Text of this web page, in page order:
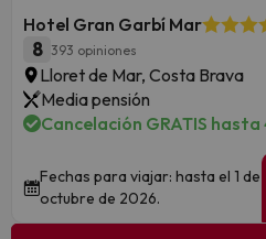
Hotel Gran Garbí Mar
8 393 opiniones
Lloret de Mar, Costa Brava
Media pensión
Cancelación GRATIS
Fechas para viajar: hasta el 1 de
octubre de 2026.